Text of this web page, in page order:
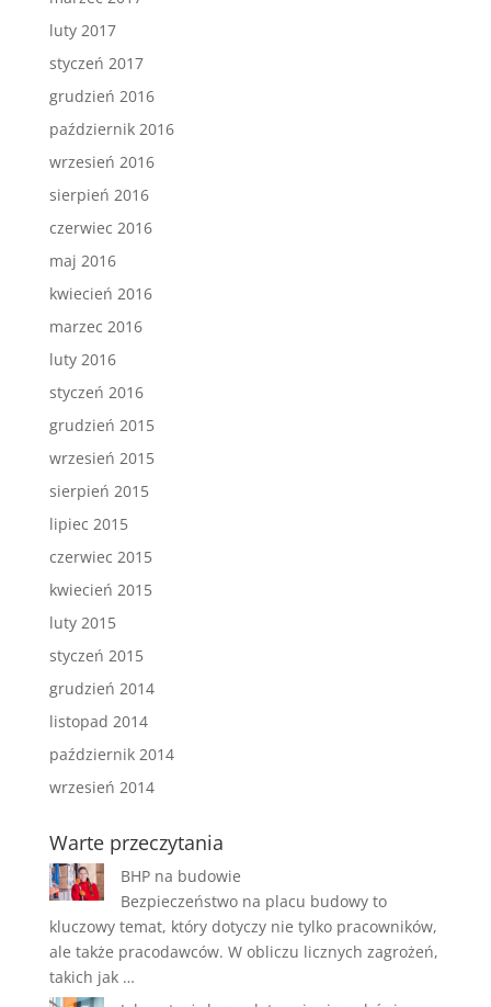
luty 2017
styczeń 2017
grudzień 2016
październik 2016
wrzesień 2016
sierpień 2016
czerwiec 2016
maj 2016
kwiecień 2016
marzec 2016
luty 2016
styczeń 2016
grudzień 2015
wrzesień 2015
sierpień 2015
lipiec 2015
czerwiec 2015
kwiecień 2015
luty 2015
styczeń 2015
grudzień 2014
listopad 2014
październik 2014
wrzesień 2014
Warte przeczytania
BHP na budowie
Bezpieczeństwo na placu budowy to
kluczowy temat, który dotyczy nie tylko pracowników,
ale także pracodawców. W obliczu licznych zagrożeń,
takich jak …